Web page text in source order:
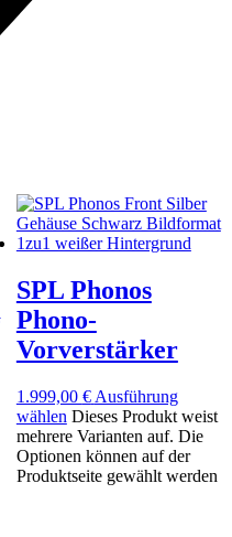
SPL Phonos
Phono-
Vorverstärker
1.999,00 € Ausführung
wählen Dieses Produkt weist
mehrere Varianten auf. Die
Optionen können auf der
Produktseite gewählt werden